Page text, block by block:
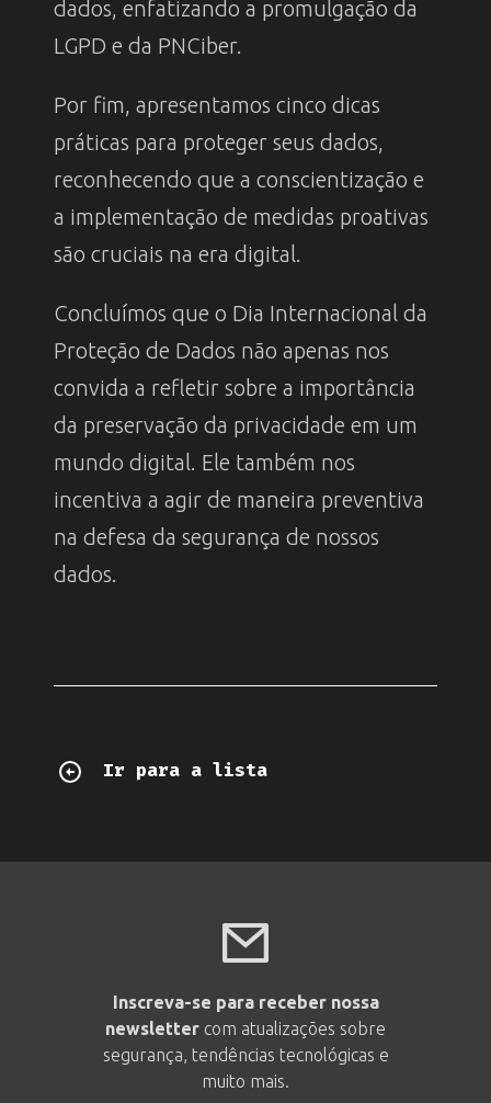
dados, enfatizando a promulgação da
LGPD e da PNCiber.
Por fim, apresentamos cinco dicas
práticas para proteger seus dados,
reconhecendo que a conscientização e
a implementação de medidas proativas
são cruciais na era digital.
Concluímos que o Dia Internacional da
Proteção de Dados não apenas nos
convida a refletir sobre a importância
da preservação da privacidade em um
mundo digital. Ele também nos
incentiva a agir de maneira preventiva
na defesa da segurança de nossos
dados.
Ir para a lista
Inscreva-se para receber nossa
newsletter com atualizações sobre
segurança, tendências tecnológicas e
muito mais.